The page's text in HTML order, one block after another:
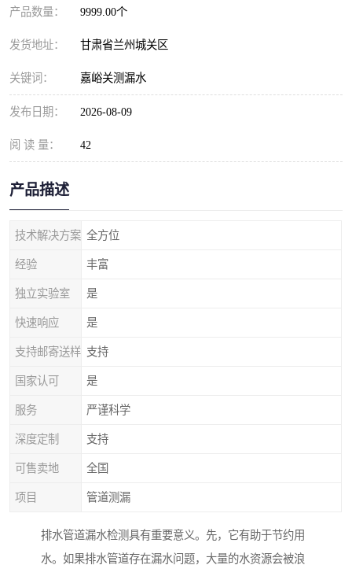
产品数量： 9999.00个
发货地址： 甘肃省兰州城关区
关键词： 嘉峪关测漏水
发布日期： 2026-08-09
阅 读 量： 42
产品描述
技术解决方案 全方位
经验 丰富
独立实验室 是
快速响应 是
支持邮寄送样 支持
国家认可 是
服务 严谨科学
深度定制 支持
可售卖地 全国
项目 管道测漏
排水管道漏水检测具有重要意义。先，它有助于节约用
水。如果排水管道存在漏水问题，大量的水资源会被浪